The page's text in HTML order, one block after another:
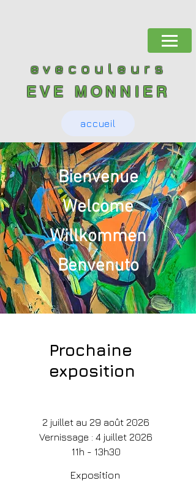
evecouleurs
EVE MONNIER
accueil
Prochaine
exposition
2 juillet au 29 août 2026
Vernissage : 4 juillet 2026
11h - 13h30
Exposition
Bienvenue
Welcome
Willkommen
Benvenuto